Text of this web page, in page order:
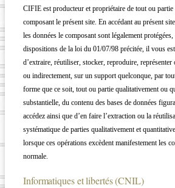
CIFIE est producteur et propriétaire de tout ou partie
composant le présent site. En accédant au présent
les données le composant sont légalement
dispositions de la loi du 01/07/98 précitée, il vous
d’extraire, réutiliser, stocker, reproduire, représenter
ou indirectement, sur un support quelconque, par
forme que ce soit, tout ou partie qualitativement ou
substantielle, du contenu des bases de données
accédez ainsi que d’en faire l’extraction ou la
systématique de parties qualitativement et
lorsque ces opérations excèdent manifestement les
normale.
Informatiques et libertés (CNIL)